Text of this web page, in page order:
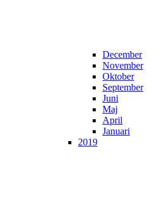
December
November
Oktober
September
Juni
Maj
April
Januari
2019